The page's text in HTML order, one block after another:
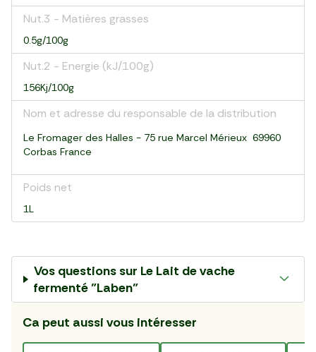
Nut.3 - Matières grasses
0.5g/100g
Nut.2 - Energie (kJ/100g)
156Kj/100g
Nom et adresse du responsable de la distribution
Le Fromager des Halles - 75 rue Marcel Mérieux 69960
Corbas France
Poids net
1L
Vos questions sur Le Lait de vache
fermenté "Laben"
Ca peut aussi vous intéresser